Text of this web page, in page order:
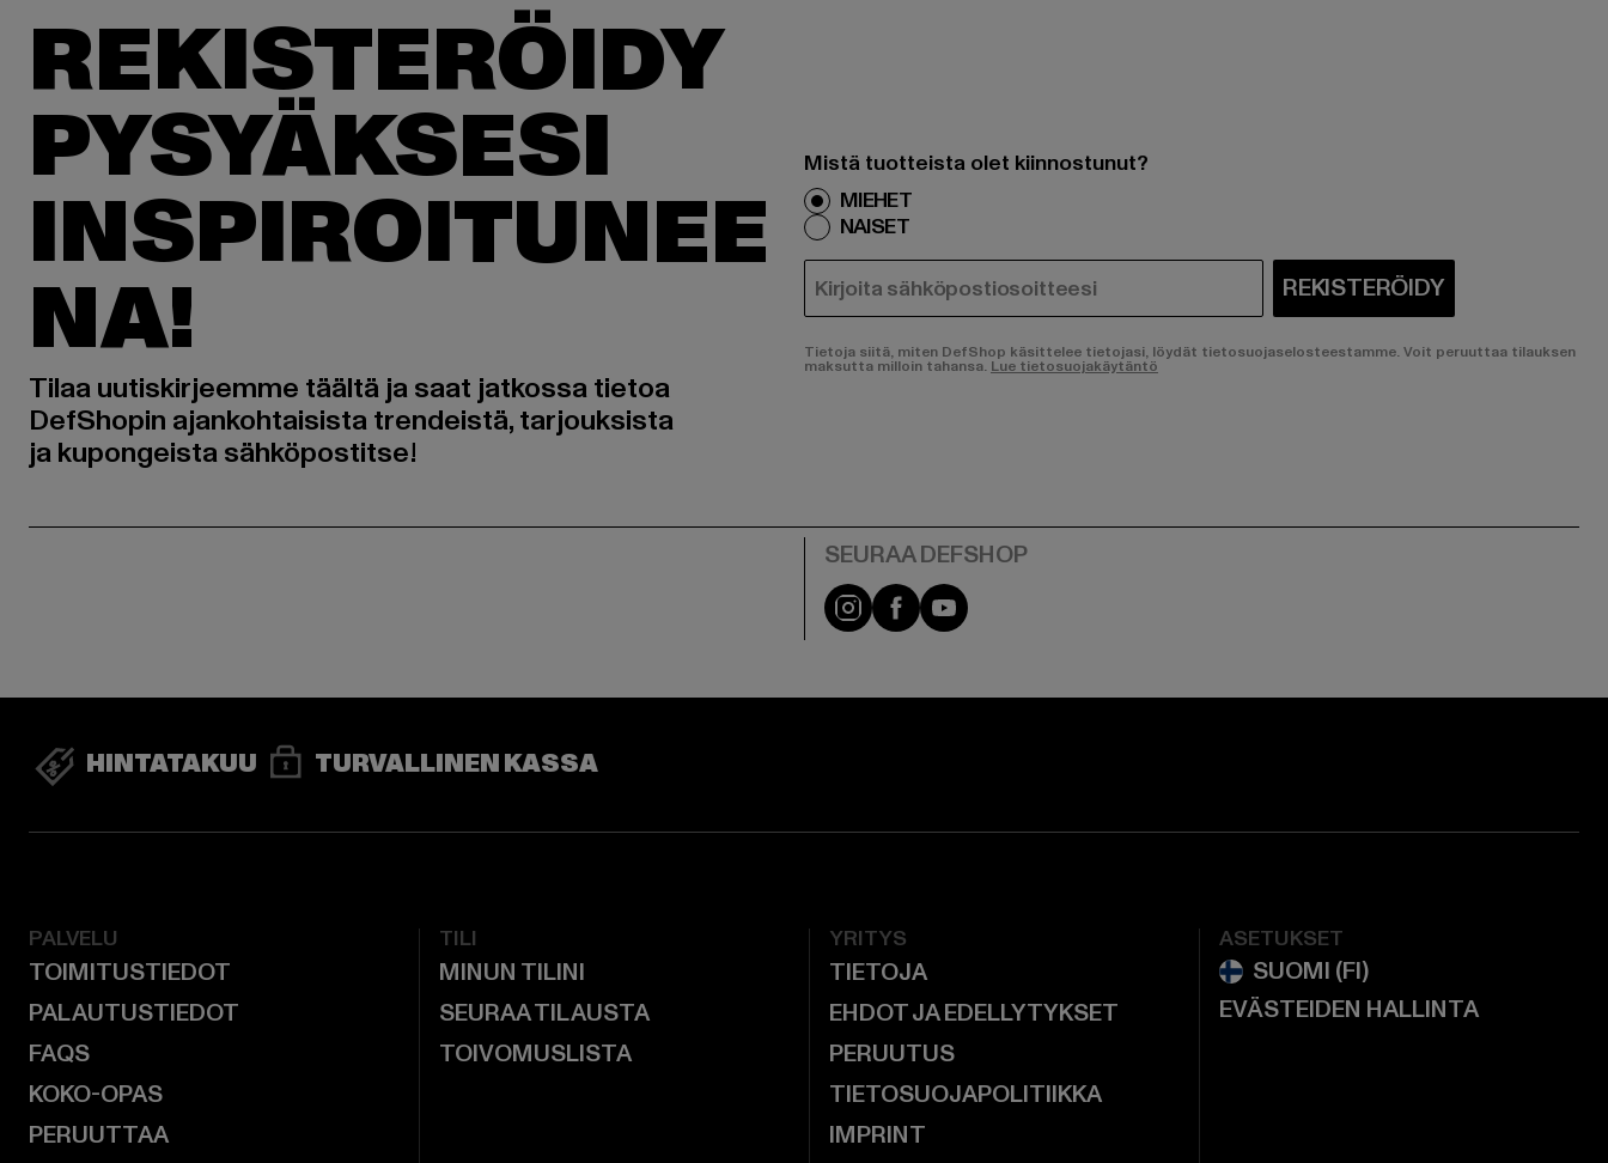
REKISTERÖIDY
PYSYÄKSESI
INSPIROITUNEE
NA!
Tilaa uutiskirjeemme täältä ja saat jatkossa tietoa
DefShopin ajankohtaisista trendeistä, tarjouksista
ja kupongeista sähköpostitse!
Mistä tuotteista olet kiinnostunut?
MIEHET
NAISET
SÄHKÖPOSTI REKISTERÖIDY
Tietoja siitä, miten DefShop käsittelee tietojasi, löydät tietosuojaselosteestamme. Voit peruuttaa tilauksen
maksutta milloin tahansa. Lue tietosuojakäytäntö
Visit our Instagram page:
Visit our Facebook page:
Visit our YouTube channel:
HINTATAKUU TURVALLINEN KASSA
PALVELU
TOIMITUSTIEDOT
PALAUTUSTIEDOT
FAQS
KOKO-OPAS
PERUUTTAA
TILI
MINUN TILINI
SEURAA TILAUSTA
TOIVOMUSLISTA
YRITYS
TIETOJA
EHDOT JA EDELLYTYKSET
PERUUTUS
TIETOSUOJAPOLITIIKKA
IMPRINT
ASETUKSET
EVÄSTEIDEN HALLINTA